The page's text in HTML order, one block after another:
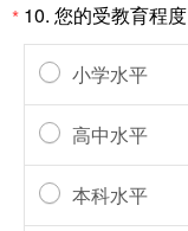
* 10. 您的受教育程度
小学水平
高中水平
本科水平